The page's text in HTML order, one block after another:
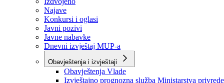
Aktuelno
Sve vijesti
Izdvojeno
Najave
Konkursi i oglasi
Javni pozivi
Javne nabavke
Dnevni izvještaj MUP-a